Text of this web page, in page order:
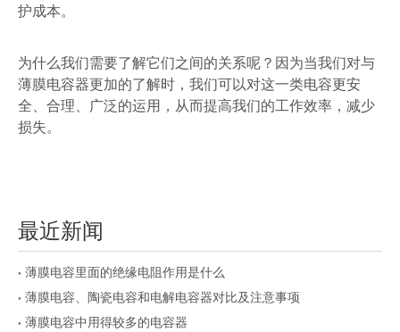
护成本。
为什么我们需要了解它们之间的关系呢？因为当我们对与
薄膜电容器更加的了解时，我们可以对这一类电容更安
全、合理、广泛的运用，从而提高我们的工作效率，减少
损失。
最近新闻
薄膜电容里面的绝缘电阻作用是什么
薄膜电容、陶瓷电容和电解电容器对比及注意事项
薄膜电容中用得较多的电容器